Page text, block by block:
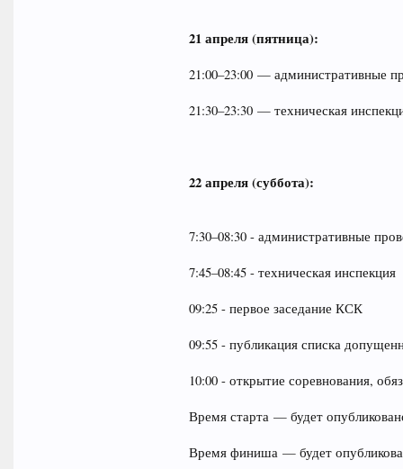
21 апреля (пятница):
21:00–23:00 — административные
21:30–23:30 — техническая
22 апреля (суббота):
7:30–08:30 - административные
7:45–08:45 - техническая инспекция
09:25 - первое заседание КСК
09:55 - публикация списка
10:00 - открытие соревнования,
Время старта — будет
Время финиша — будет